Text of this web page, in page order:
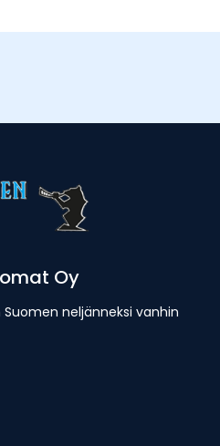
Oy
neljänneksi vanhin